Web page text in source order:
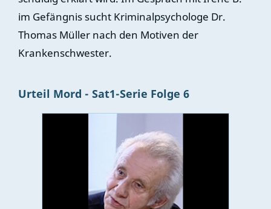
im Gefängnis sucht Kriminalpsychologe Dr.
Thomas Müller nach den Motiven der
Krankenschwester.
Urteil Mord - Sat1-Serie Folge 6